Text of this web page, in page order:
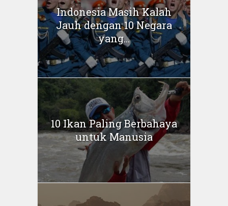
Indonesia Masih Kalah
Jauh dengan 10 Negara
yang...
10 Ikan Paling Berbahaya
untuk Manusia